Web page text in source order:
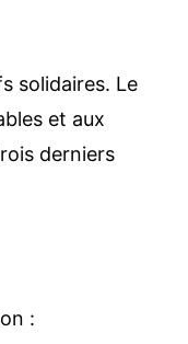
solidaires. Le
et aux
derniers
: